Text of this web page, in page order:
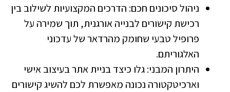
ניהול סיכונים חכם: הדרכים המקצועיות לשילוב בין
רכישת קישורים לבנייה אורגנית, תוך שמירה על
פרופיל טבעי שחומק מהרדאר של עדכוני
האלגוריתם.
היתרון המבני: גלו כיצד בניית אתר בעיצוב אישי
וארכיטקטורה נכונה מאפשרת לכם להשיג קישורים